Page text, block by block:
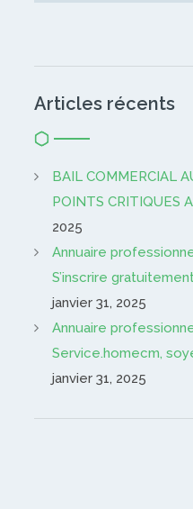
Articles récents
BAIL COMMERCIAL
POINTS CRITIQUES
2025
Annuaire
S’inscrire
janvier 31, 2025
Annuaire
Service.homecm,
janvier 31, 2025